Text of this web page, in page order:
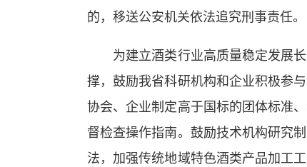
的，移送公安机关依法追究刑事责任。
为建立酒类行业高质量稳定发展长
撑，鼓励我省科研机构和企业积极参
协会、企业制定高于国标的团体标准
督检查操作指南。鼓励技术机构研究
法，加强传统地域特色酒类产品加工